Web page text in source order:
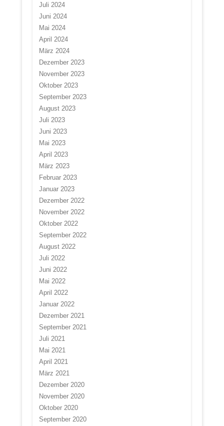
Juli 2024
Juni 2024
Mai 2024
April 2024
März 2024
Dezember 2023
November 2023
Oktober 2023
September 2023
August 2023
Juli 2023
Juni 2023
Mai 2023
April 2023
März 2023
Februar 2023
Januar 2023
Dezember 2022
November 2022
Oktober 2022
September 2022
August 2022
Juli 2022
Juni 2022
Mai 2022
April 2022
Januar 2022
Dezember 2021
September 2021
Juli 2021
Mai 2021
April 2021
März 2021
Dezember 2020
November 2020
Oktober 2020
September 2020